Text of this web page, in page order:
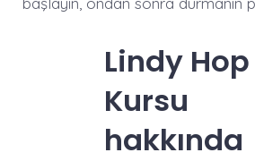
Lindy Hop
Kursu
hakkında